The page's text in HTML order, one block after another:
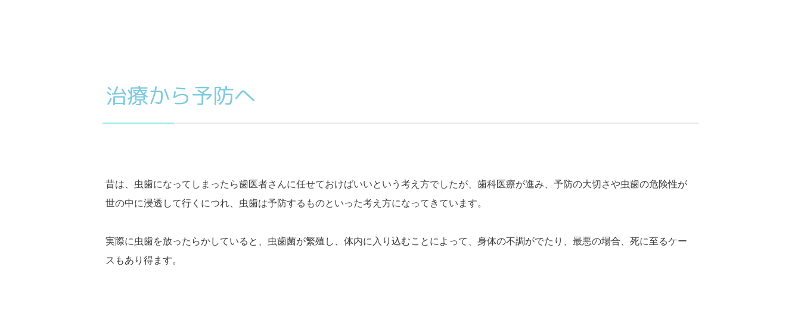
治療から予防へ
昔は、虫歯になってしまったら歯医者さんに任せておけばいいという考え方でしたが、歯科医療が進み、予防の大切さや虫歯の危険性が
世の中に浸透して行くにつれ、虫歯は予防するものといった考え方になってきています。
実際に虫歯を放ったらかしていると、虫歯菌が繁殖し、体内に入り込むことによって、身体の不調がでたり、最悪の場合、死に至るケー
スもあり得ます。